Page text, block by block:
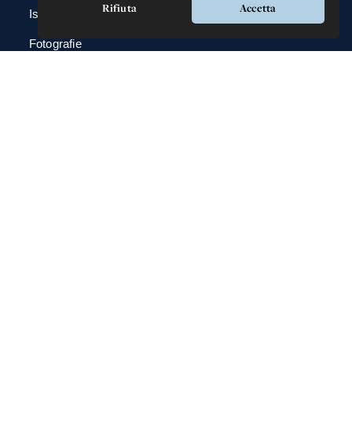
Rifiuta Accetta
Iscrizioni
Fotografie